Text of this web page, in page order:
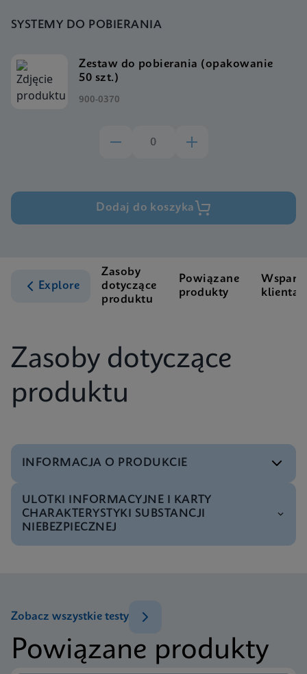
SYSTEMY DO POBIERANIA
Zestaw do pobierania (opakowanie
50 szt.)
900-0370
Dodaj do koszyka
Explore
Zasoby
dotyczące
produktu
Powiązane
produkty
klienta
Zasoby dotyczące
produktu
INFORMACJA O PRODUKCIE
Menu testowe
Test Menu CE-IVD (English) (GeneXpert System)
ULOTKI INFORMACYJNE I KARTY
CHARAKTERYSTYKI SUBSTANCJI
NIEBEZPIECZNEJ
Powiązane produkty
Zobacz wszystkie testy